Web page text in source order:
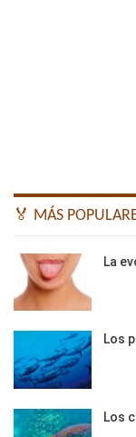
🏅 MÁS
La
Los
Los